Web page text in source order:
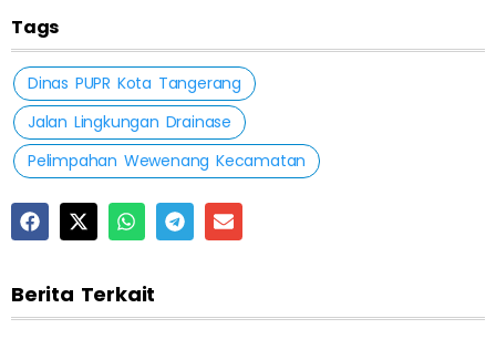
Tags
Dinas PUPR Kota Tangerang
Jalan Lingkungan Drainase
Pelimpahan Wewenang Kecamatan
Berita Terkait